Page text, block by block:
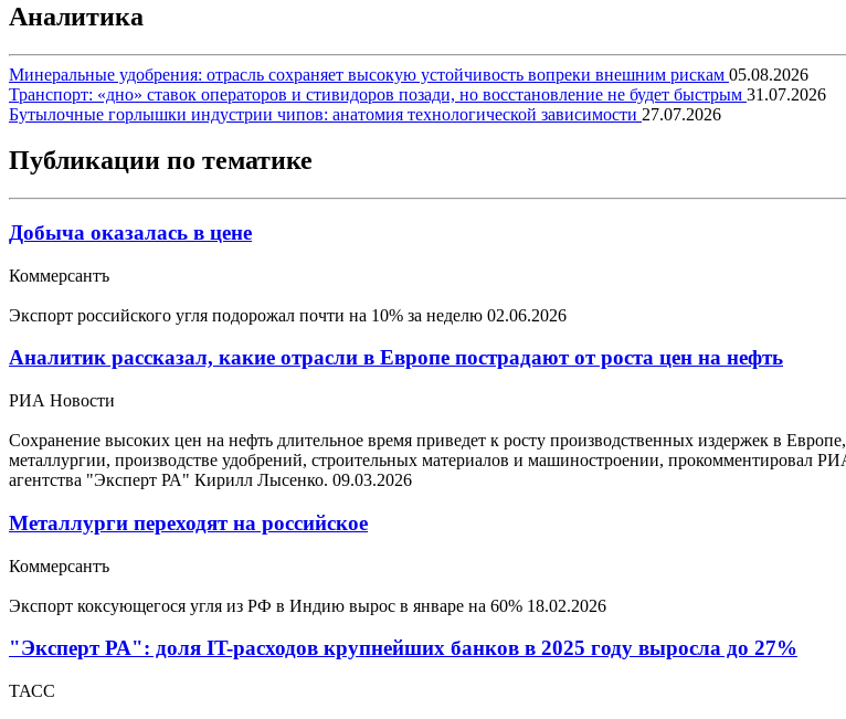
Аналитика
Минеральные удобрения: отрасль сохраняет высокую устойчивость вопреки внешним рискам 05.08.2026
Транспорт: «дно» ставок операторов и стивидоров позади, но восстановление не будет быстрым 31.07.2026
Бутылочные горлышки индустрии чипов: анатомия технологической зависимости 27.07.2026
Публикации по тематике
Добыча оказалась в цене
Коммерсантъ
Экспорт российского угля подорожал почти на 10% за неделю 02.06.2026
Аналитик рассказал, какие отрасли в Европе пострадают от роста цен на нефть
РИА Новости
Сохранение высоких цен на нефть длительное время приведет к росту производственных издержек в
металлургии, производстве удобрений, строительных материалов и машиностроении, прокомментировал
агентства "Эксперт РА" Кирилл Лысенко. 09.03.2026
Металлурги переходят на российское
Коммерсантъ
Экспорт коксующегося угля из РФ в Индию вырос в январе на 60% 18.02.2026
"Эксперт РА": доля IT-расходов крупнейших банков в 2025 году выросла до 27%
ТАСС